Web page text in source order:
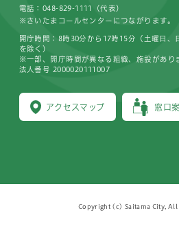
電話：048-829-1111（代表）
※さいたまコールセンターにつながります。
アクセスマップ 窓口
開庁時間：8時30分から17時15分（土曜日、
を除く）
※一部、開庁時間が異なる組織、施設があり
法人番号 2000020111007
Copyright (c) Saitama City, All